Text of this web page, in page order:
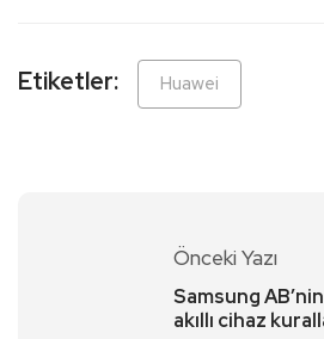
Etiketler: Huawei
Önceki Yazı
Samsung
akıllı cihaz